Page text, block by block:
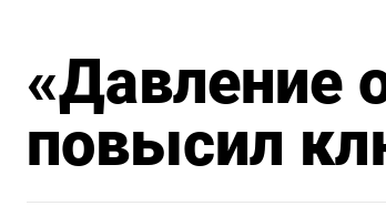
«Давление
повысил